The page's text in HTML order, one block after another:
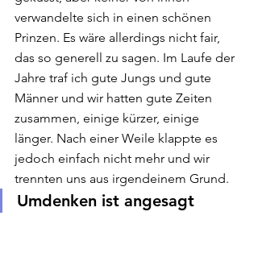
verwandelte sich in einen schönen
Prinzen. Es wäre allerdings nicht fair,
das so generell zu sagen. Im Laufe der
Jahre traf ich gute Jungs und gute
Männer und wir hatten gute Zeiten
zusammen, einige kürzer, einige
länger. Nach einer Weile klappte es
jedoch einfach nicht mehr und wir
trennten uns aus irgendeinem Grund.
Umdenken ist angesagt